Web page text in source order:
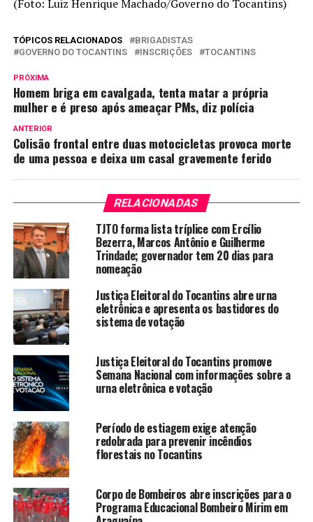
(Foto: Luiz Henrique Machado/Governo do Tocantins)
TÓPICOS RELACIONADOS
BRIGADISTAS
GOVERNO DO TOCANTINS
INSCRIÇÕES TOCANTINS
PRÓXIMA
Homem briga em cavalgada, tenta matar a própria
mulher e é preso após ameaçar PMs, diz polícia
ANTERIOR
Colisão frontal entre duas motocicletas provoca morte
de uma pessoa e deixa um casal gravemente ferido
RELACIONADAS
TJTO forma lista tríplice com Ercílio
Bezerra, Marcos Antônio e Guilherme
Trindade; governador tem 20 dias para
nomeação
Justiça Eleitoral do Tocantins abre urna
eletrônica e apresenta os bastidores do
sistema de votação
Justiça Eleitoral do Tocantins promove
Semana Nacional com informações sobre a
urna eletrônica e votação
Período de estiagem exige atenção
redobrada para prevenir incêndios
florestais no Tocantins
Corpo de Bombeiros abre inscrições para o
Programa Educacional Bombeiro Mirim em